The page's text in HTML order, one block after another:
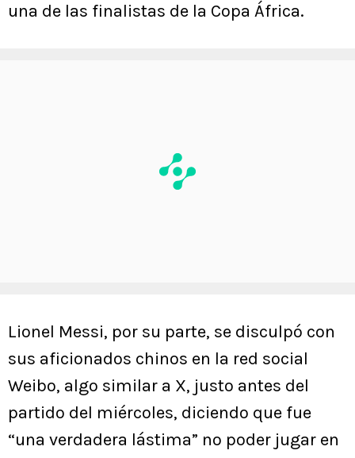
una de las finalistas de la Copa África.
Lionel Messi, por su parte, se disculpó con
sus aficionados chinos en la red social
Weibo, algo similar a X, justo antes del
partido del miércoles, diciendo que fue
“una verdadera lástima” no poder jugar en